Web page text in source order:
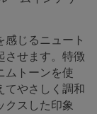
じるニュート
させます。特徴
ムトーンを使
てやさしく調和
クスした印象